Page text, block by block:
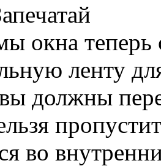
окна теперь
ленту
должны
во